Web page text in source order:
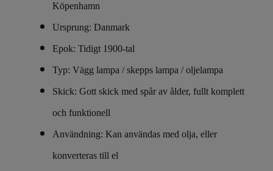
Köpenhamn
Ursprung: Danmark
Epok: Tidigt 1900-tal
Typ: Vägg lampa / skepps lampa / oljelampa
Skick: Gott skick med spår av ålder, fullt komplett
och funktionell
Användning: Kan användas med olja, eller
konverteras till el